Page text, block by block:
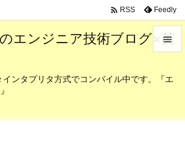
エンジニア技術ブログ×英
ンタプリタ方式でコンパイル中です。『エ

メニュ
 RSS Feedly